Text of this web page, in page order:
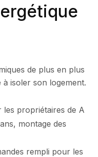
de plus en plus
isoler son logement.
les propriétaires de A
montage des
rempli pour les